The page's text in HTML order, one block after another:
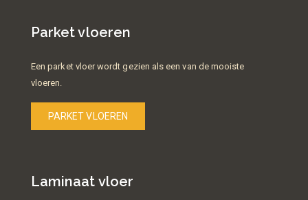
Parket vloeren
Een parket vloer wordt gezien als een van de mooiste
vloeren.
PARKET VLOEREN
Laminaat vloer